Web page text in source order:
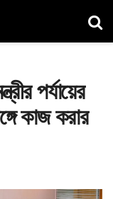
পর্যায়ের
কাজ করার